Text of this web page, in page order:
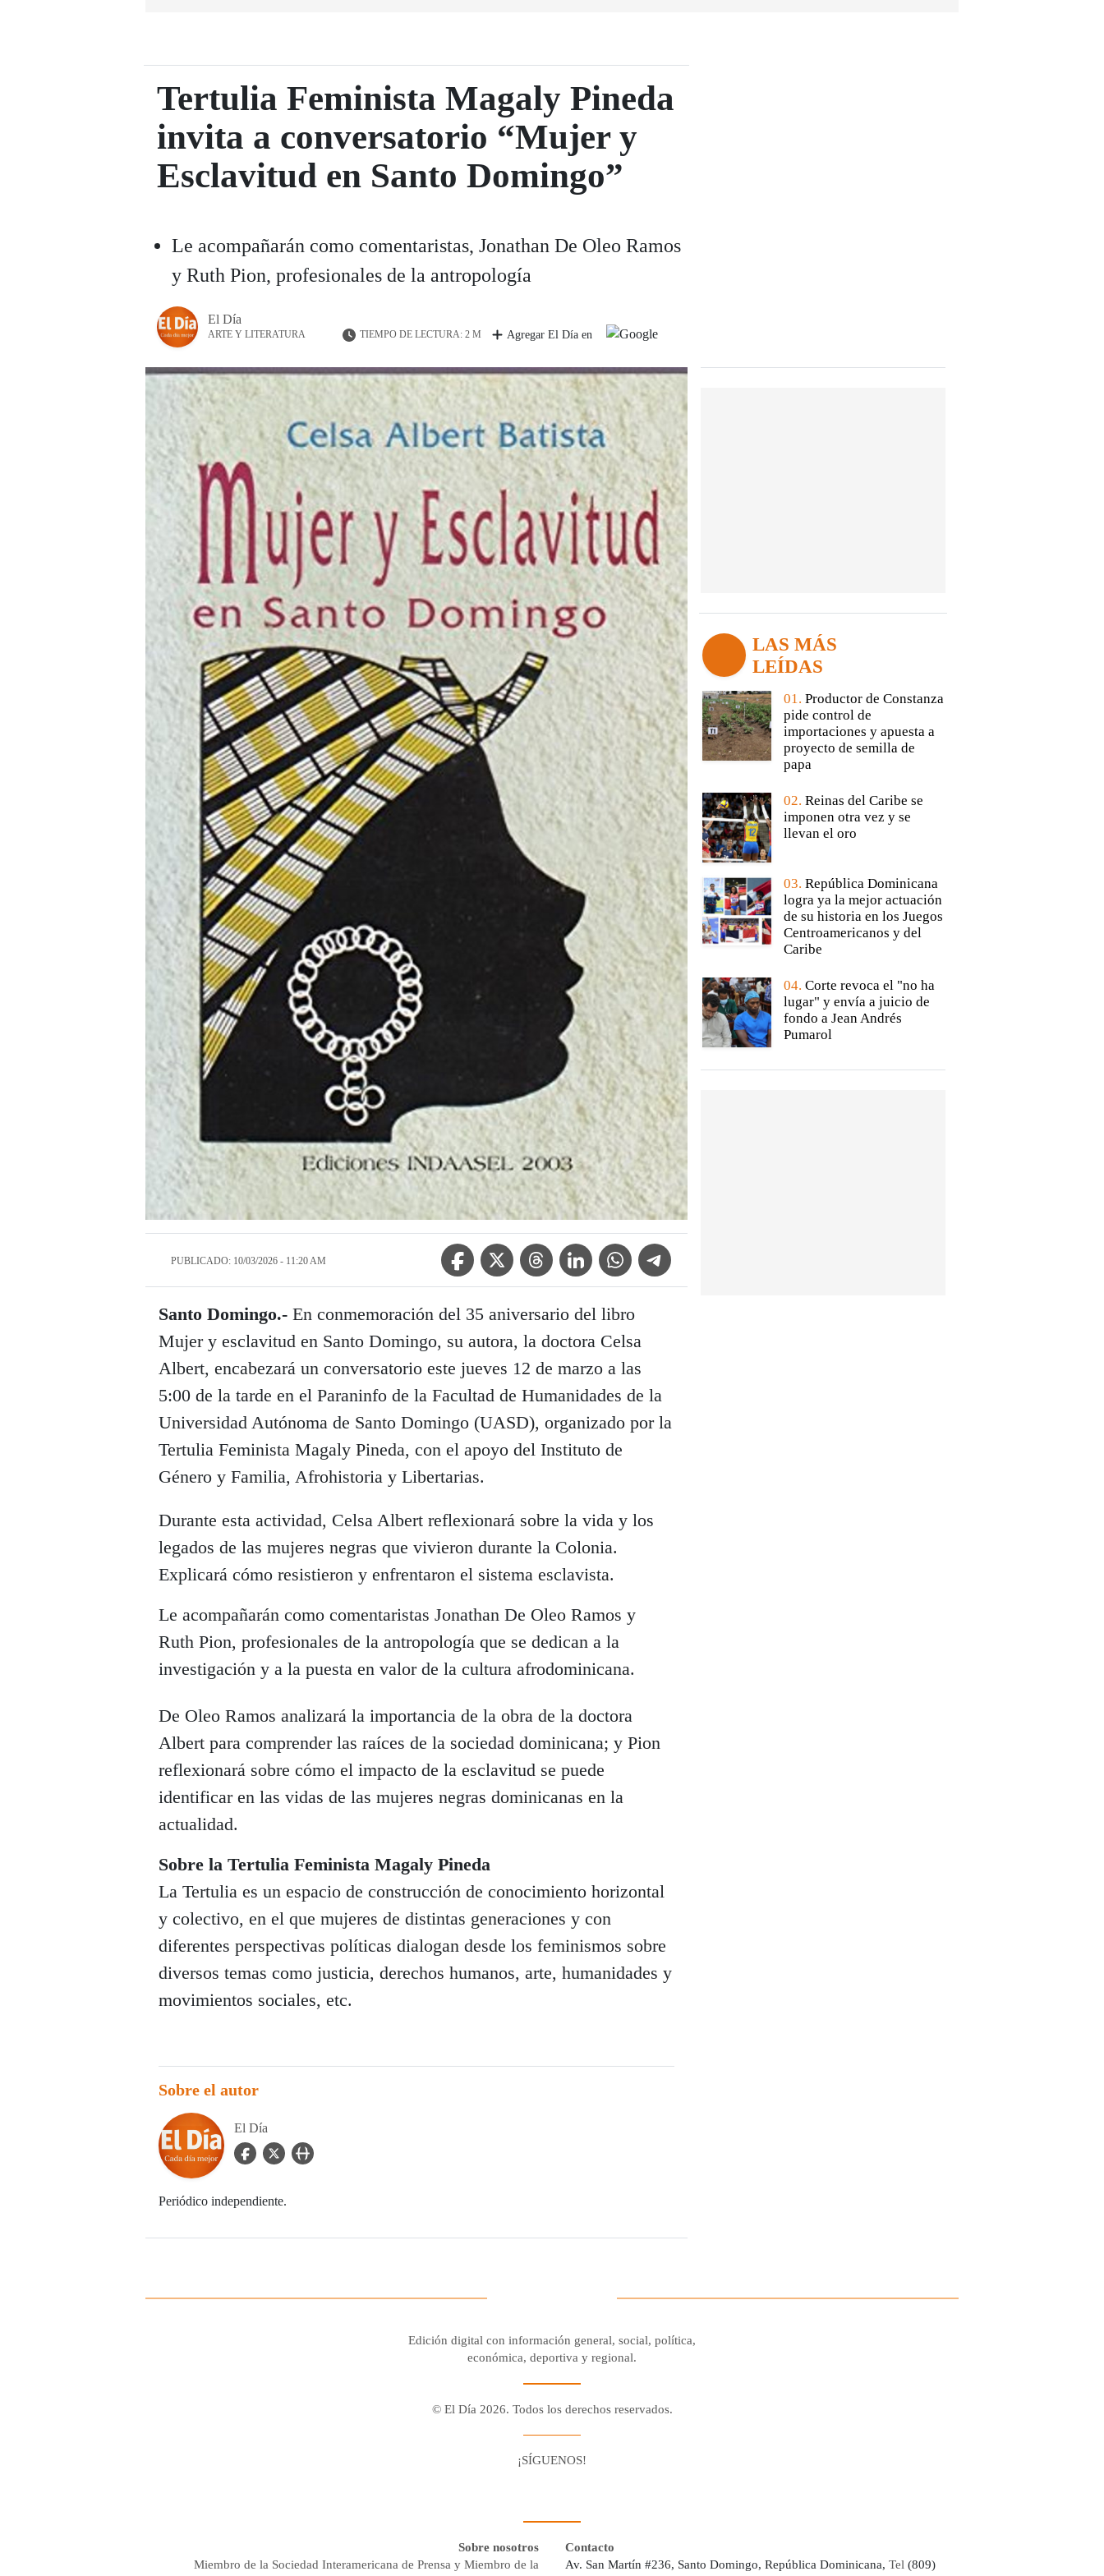
Tertulia Feminista Magaly Pineda
invita a conversatorio “Mujer y
Esclavitud en Santo Domingo”
Le acompañarán como comentaristas, Jonathan De Oleo Ramos
y Ruth Pion, profesionales de la antropología
El Día
ARTE Y LITERATURA TIEMPO DE LECTURA: 2 M Agregar El Día en
PUBLICADO: 10/03/2026 - 11:20 AM
Facebook IconTwitter IconThreads IconLinkedin IconWhatsApp IconTelegram Icon
Santo Domingo.- En conmemoración del 35 aniversario del libro
Mujer y esclavitud en Santo Domingo, su autora, la doctora Celsa
Albert, encabezará un conversatorio este jueves 12 de marzo a las
5:00 de la tarde en el Paraninfo de la Facultad de Humanidades de la
Universidad Autónoma de Santo Domingo (UASD), organizado por la
Tertulia Feminista Magaly Pineda, con el apoyo del Instituto de
Género y Familia, Afrohistoria y Libertarias.
Durante esta actividad, Celsa Albert reflexionará sobre la vida y los
legados de las mujeres negras que vivieron durante la Colonia.
Explicará cómo resistieron y enfrentaron el sistema esclavista.
Le acompañarán como comentaristas Jonathan De Oleo Ramos y
Ruth Pion, profesionales de la antropología que se dedican a la
investigación y a la puesta en valor de la cultura afrodominicana.
De Oleo Ramos analizará la importancia de la obra de la doctora
Albert para comprender las raíces de la sociedad dominicana; y Pion
reflexionará sobre cómo el impacto de la esclavitud se puede
identificar en las vidas de las mujeres negras dominicanas en la
actualidad.
Sobre la Tertulia Feminista Magaly Pineda
La Tertulia es un espacio de construcción de conocimiento horizontal
y colectivo, en el que mujeres de distintas generaciones y con
diferentes perspectivas políticas dialogan desde los feminismos sobre
diversos temas como justicia, derechos humanos, arte, humanidades y
movimientos sociales, etc.
Sobre el autor
El Día
facebook Icon
twitter Iconuser_url Icon
Periódico independiente.
LAS MÁS
LEÍDAS
01. Productor de Constanza
pide control de
importaciones y apuesta a
proyecto de semilla de
papa
02. Reinas del Caribe se
imponen otra vez y se
llevan el oro
03. República Dominicana
logra ya la mejor actuación
de su historia en los Juegos
Centroamericanos y del
Caribe
04. Corte revoca el "no ha
lugar" y envía a juicio de
fondo a Jean Andrés
Pumarol
Edición digital con información general, social, política,
económica, deportiva y regional.
© El Día 2026. Todos los derechos reservados.
¡SÍGUENOS!
Sobre nosotros
Miembro de la Sociedad Interamericana de Prensa y Miembro de la
Contacto
Av. San Martín #236, Santo Domingo, República Dominicana, Tel (809)